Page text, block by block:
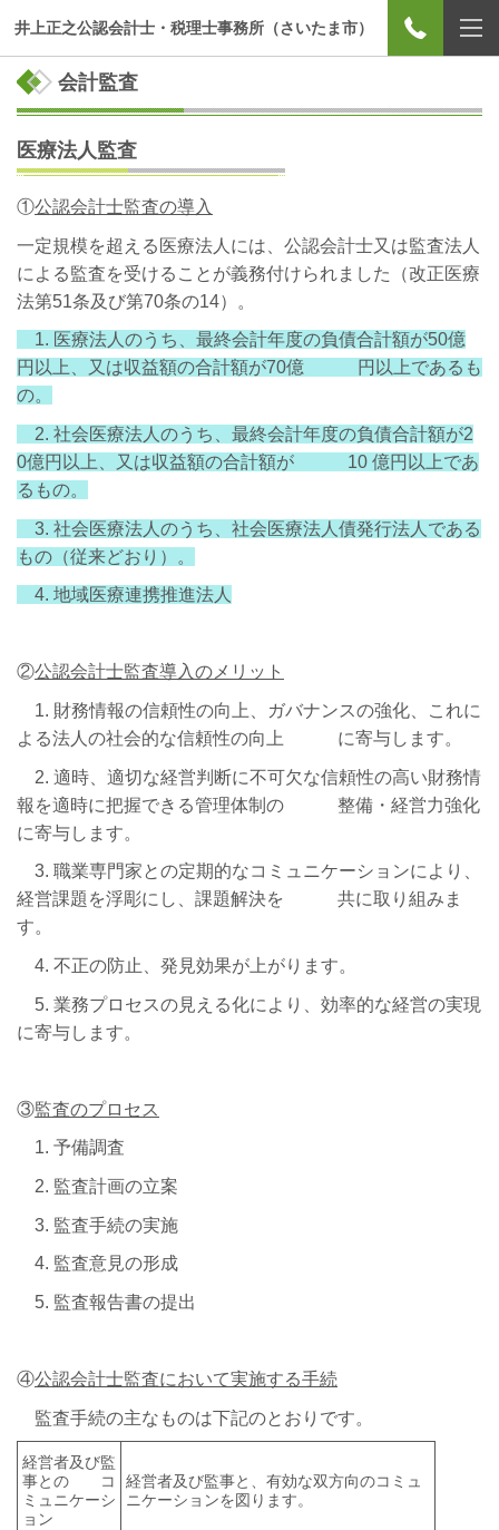
井上正之公認会計士・税理士事務所（さいたま市）
会計監査
医療法人監査
①公認会計士監査の導入
一定規模を超える医療法人には、公認会計士又は監査法人
による監査を受けることが義務付けられました（改正医療
法第51条及び第70条の14）。
1. 医療法人のうち、最終会計年度の負債合計額が50億
円以上、又は収益額の合計額が70億 円以上であるも
の。
2. 社会医療法人のうち、 最終会計年度の負債合計額が2
0億円以上、又は収益額の合計額が 10 億円以 上であ
るもの。
3. 社会医療法人のうち、社会医療法人債発行法人である
もの（従来どおり）。
4. 地域医療連携推進法人
②公認会計士監査導入のメリット
1. 財務情報の信頼性の向上、ガバナンスの強化、これに
よる法人の社会的な信頼性の向上 に寄与します。
2. 適時、適切な経営判断に不可欠な信頼性の高い財務情
報を適時に把握できる管理体制の 整備・経営力強化
に寄与します。
3. 職業専門家との定期的なコミュニケーションにより、
経営課題を浮彫にし、課題解決を 共に取り組みま
す。
4. 不正の防止、発見効果が上がります。
5. 業務プロセスの見える化により、効率的な経営の実現
に寄与します。
③監査のプロセス
1. 予備調査
2. 監査計画の立案
3. 監査手続の実施
4. 監査意見の形成
5. 監査報告書の提出
④公認会計士監査において実施する手続
監査手続の主なものは下記のとおりです。
経営者及び監
事との
コ
ミュニケーシ
ョン
経営者及び監事と、有効な双方向のコミュ
ニケーションを図ります。